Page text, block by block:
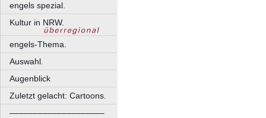
engels spezial.
Kultur in NRW.
engels-Thema.
Auswahl.
Augenblick
Zuletzt gelacht: Cartoons.
––––––––––––––––––––